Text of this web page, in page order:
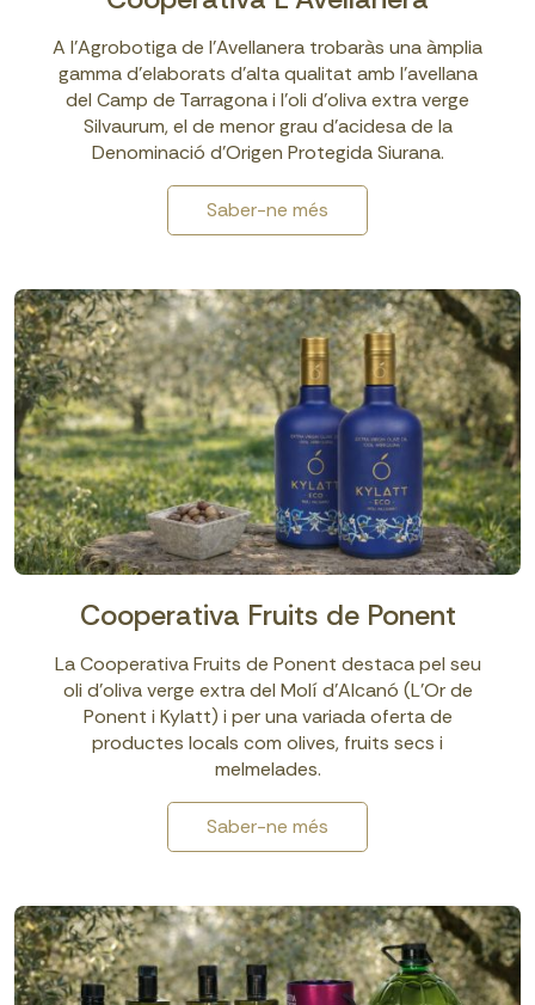
A l’Agrobotiga de l’Avellanera trobaràs una àmplia
gamma d’elaborats d’alta qualitat amb l’avellana
del Camp de Tarragona i l’oli d’oliva extra verge
Silvaurum, el de menor grau d’acidesa de la
Denominació d’Origen Protegida Siurana.
Saber-ne més
Cooperativa Fruits de Ponent
La Cooperativa Fruits de Ponent destaca pel seu
oli d’oliva verge extra del Molí d’Alcanó (L’Or de
Ponent i Kylatt) i per una variada oferta de
productes locals com olives, fruits secs i
melmelades.
Saber-ne més